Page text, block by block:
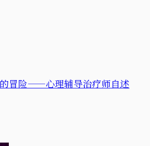
冒险——心理辅导治疗师自述